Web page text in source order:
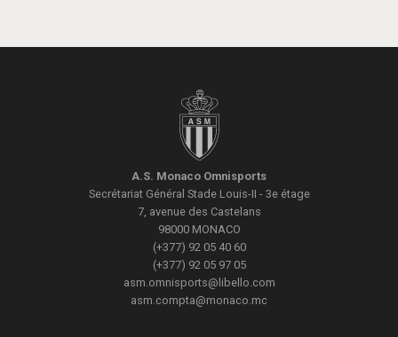
A.S. Monaco Omnisports
Secrétariat Général Stade Louis-II - 3e étage
7, avenue des Castelans
98000 MONACO
(+377) 92 05 40 60
(+377) 92 05 97 05
asm.omnisports@libello.com
asm.compta@monaco.mc